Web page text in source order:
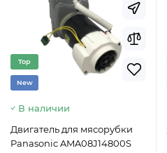
Top
New
В наличии
Двигатель для мясорубки
Panasonic AMA08J14800S